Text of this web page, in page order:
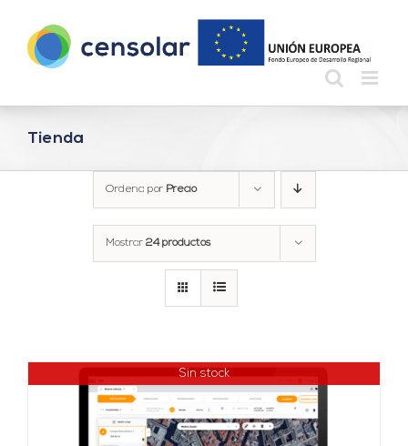
contenido
Tienda
Ordena por Precio
Mostrar 24 productos
Sin stock